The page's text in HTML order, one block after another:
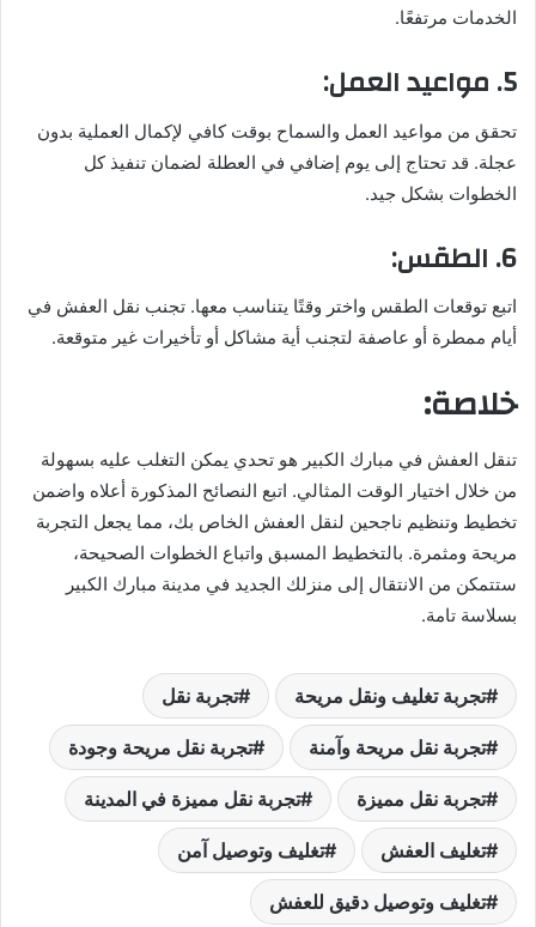
الخدمات مرتفعًا.
5. مواعيد العمل:
تحقق من مواعيد العمل والسماح بوقت كافي لإكمال العملية بدون
عجلة. قد تحتاج إلى يوم إضافي في العطلة لضمان تنفيذ كل
الخطوات بشكل جيد.
6. الطقس:
اتبع توقعات الطقس واختر وقتًا يتناسب معها. تجنب نقل العفش في
أيام ممطرة أو عاصفة لتجنب أية مشاكل أو تأخيرات غير متوقعة.
خلاصة:
تنقل العفش في مبارك الكبير هو تحدي يمكن التغلب عليه بسهولة
من خلال اختيار الوقت المثالي. اتبع النصائح المذكورة أعلاه واضمن
تخطيط وتنظيم ناجحين لنقل العفش الخاص بك، مما يجعل التجربة
مريحة ومثمرة. بالتخطيط المسبق واتباع الخطوات الصحيحة،
ستتمكن من الانتقال إلى منزلك الجديد في مدينة مبارك الكبير
بسلاسة تامة.
تجربة تغليف ونقل مريحة تجربة نقل
تجربة نقل مريحة وآمنة تجربة نقل مريحة وجودة
تجربة نقل مميزة تجربة نقل مميزة في المدينة
تغليف العفش تغليف وتوصيل آمن
تغليف وتوصيل دقيق للعفش